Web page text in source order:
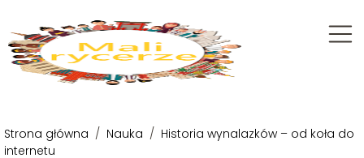
Strona główna / Nauka / Historia wynalazków – od koła do
internetu